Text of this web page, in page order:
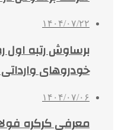
۱۴۰۴/۰۷/۲۲
برساوش رتبه اول
خودروهای
۱۴۰۴/۰۷/۰۶